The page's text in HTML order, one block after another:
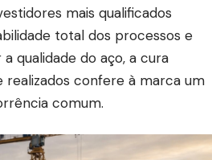
mais qualificados
total dos processos e
qualidade do aço, a cura
confere à marca um
comum.